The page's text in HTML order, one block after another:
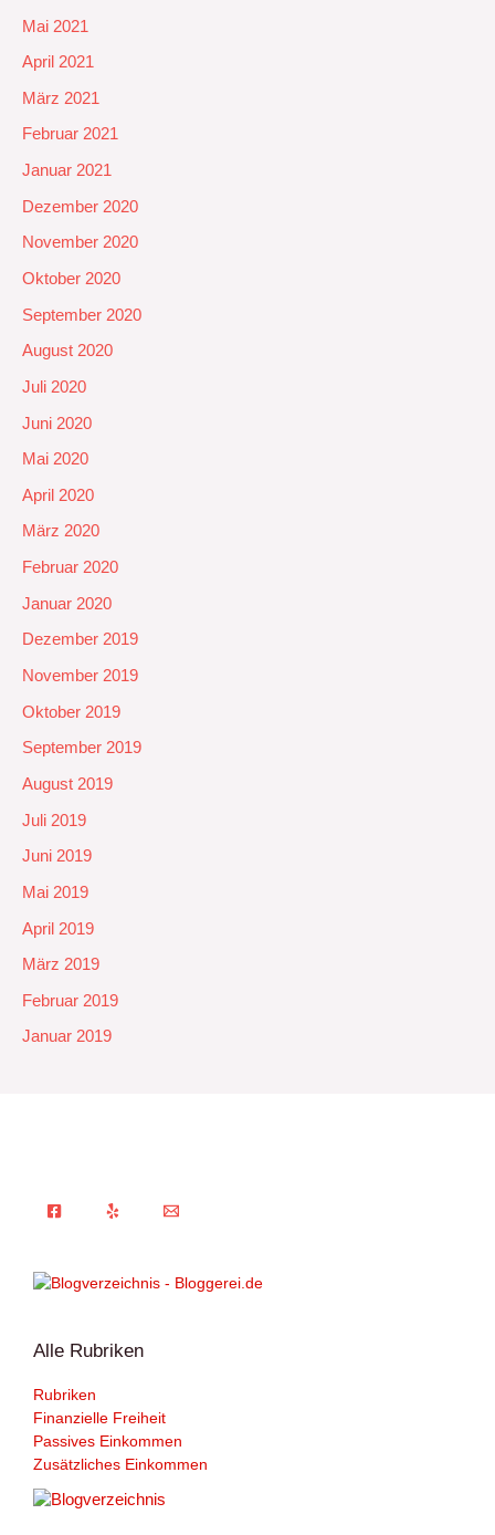
Mai 2021
April 2021
März 2021
Februar 2021
Januar 2021
Dezember 2020
November 2020
Oktober 2020
September 2020
August 2020
Juli 2020
Juni 2020
Mai 2020
April 2020
März 2020
Februar 2020
Januar 2020
Dezember 2019
November 2019
Oktober 2019
September 2019
August 2019
Juli 2019
Juni 2019
Mai 2019
April 2019
März 2019
Februar 2019
Januar 2019
Alle Rubriken
Rubriken
Finanzielle Freiheit
Passives Einkommen
Zusätzliches Einkommen